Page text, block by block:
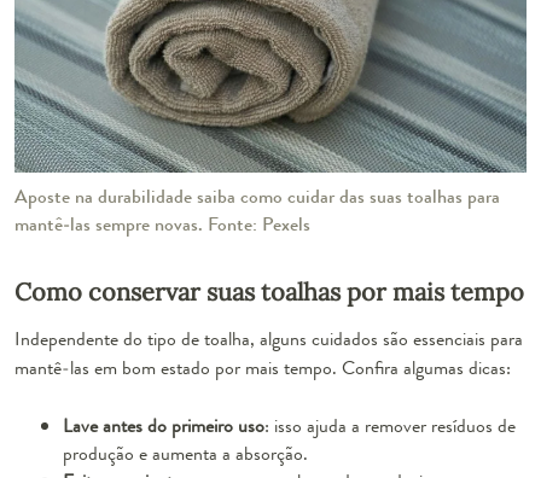
Aposte na durabilidade saiba como cuidar das suas toalhas para
mantê-las sempre novas. Fonte: Pexels
Como conservar suas toalhas por mais tempo
Independente do tipo de toalha, alguns cuidados são essenciais para
mantê-las em bom estado por mais tempo. Confira algumas dicas:
Lave antes do primeiro uso: isso ajuda a remover resíduos de
produção e aumenta a absorção.